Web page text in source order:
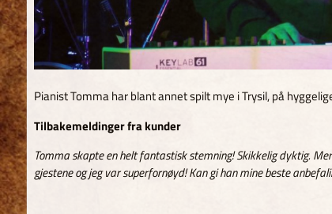
Pianist Tomma har blant annet spilt mye i Trysil, på
Tilbakemeldinger fra kunder
Tomma skapte en helt fantastisk stemning! Skikkelig dyktig.
gjestene og jeg var superfornøyd! Kan gi han mine beste